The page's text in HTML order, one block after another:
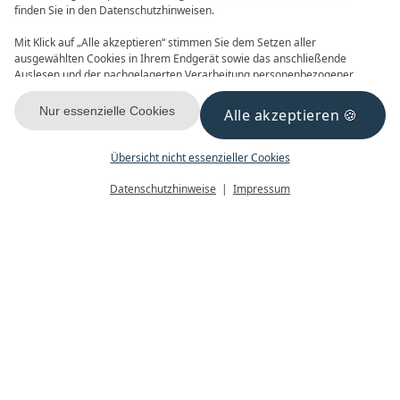
finden Sie in den Datenschutzhinweisen.
Mit Klick auf „Alle akzeptieren“ stimmen Sie dem Setzen aller
ausgewählten Cookies in Ihrem Endgerät sowie das anschließende
Auslesen und der nachgelagerten Verarbeitung personenbezogener
Daten (z.B. Ihrer IP-Adresse) durch uns und unseren Partnern zu. Falls
Sie damit nicht einverstanden sind, klicken Sie bitte auf „Nur essenzielle
Cookies“. Eine individuelle Auswahl können Sie unter „Übersicht nicht
essenzieller Cookies“ tätigen. Sie können Ihre Auswahl im Fußbereich
dieser Website oder in den Datenschutzhinweisen jederzeit aufrufen und
Alle akzeptieren
Nur essenzielle Cookies
Übersicht nicht essenzieller Cookies
Datenschutzhinweise Impressum
GutscheineBuchen
GUTSCHEINE NEWSLETTER